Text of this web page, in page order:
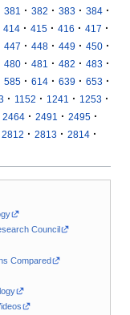
381 · 382 · 383 · 384 ·
414 · 415 · 416 · 417 ·
447 · 448 · 449 · 450 ·
480 · 481 · 482 · 483 ·
585 · 614 · 639 · 653 ·
· 1152 · 1241 · 1253 ·
2464 · 2491 · 2495 ·
2812 · 2813 · 2814 ·
Council
Compared